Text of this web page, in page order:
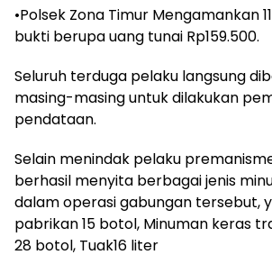
•Polsek Zona Timur Mengamankan
bukti berupa uang tunai Rp159.500.
Seluruh terduga pelaku langsung
masing-masing untuk dilakukan
pendataan.
Selain menindak pelaku
berhasil menyita berbagai jenis
dalam operasi gabungan tersebut,
pabrikan 15 botol, Minuman keras
28 botol, Tuak16 liter